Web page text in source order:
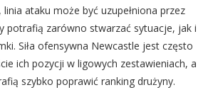
ataku może być uzupełniona przez
potrafią zarówno stwarzać sytuacje, jak i
Siła ofensywna Newcastle jest często
ich pozycji w ligowych zestawieniach, a
szybko poprawić ranking drużyny.